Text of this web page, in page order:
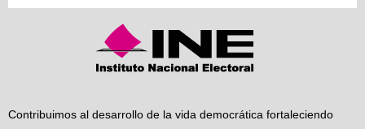
Contribuimos al desarrollo de la vida democrática fortaleciendo